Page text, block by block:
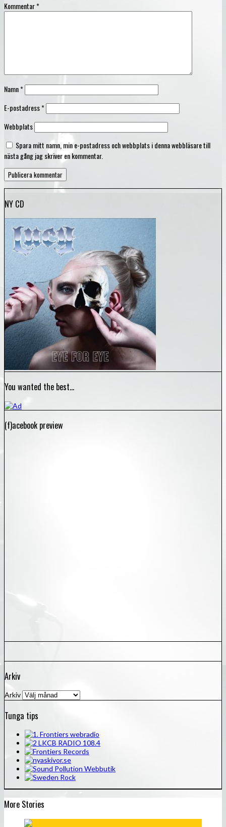
Mörker, moll och melankoli
Kommentar*
Namn*
E-postadress*
Webbplats
Spara mitt namn, min e-postadress och webbplats i denna webbläsare till
nästa gång jag skriver en kommentar.
NY CD
You wanted the best…
(f)acebook preview
Arkiv
Arkiv
Tunga tips
More Stories